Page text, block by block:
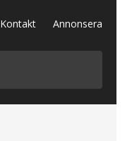
Kontakt Annonsera